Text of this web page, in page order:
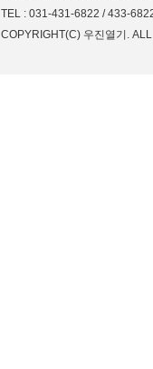
TEL : 031-431-6822 / 433-
COPYRIGHT(C) 우진열기.